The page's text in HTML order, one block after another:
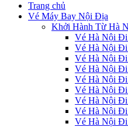
Trang chủ
Vé Máy Bay Nội Địa
Khởi Hành Từ Hà
Vé Hà Nội
Vé Hà Nội Đi
Vé Hà Nội Đi
Vé Hà Nội Đi
Vé Hà Nội Đi
Vé Hà Nội
Vé Hà Nội Đi
Vé Hà Nội
Vé Hà Nội Đi